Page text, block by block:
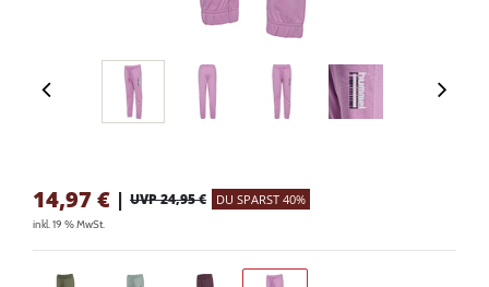
14,97 € | UVP 24,95 € DU SPARST 40%
inkl. 19 % MwSt.